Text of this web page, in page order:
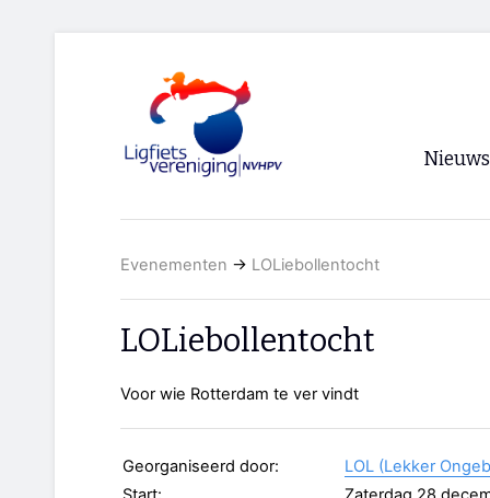
Nieuws
Evenementen → LOLiebollentocht
LOLiebollentocht
Voor wie Rotterdam te ver vindt
Georganiseerd door:
LOL (Lekker